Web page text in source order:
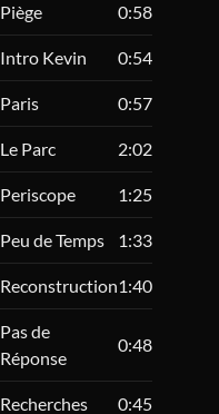
Piège 0:58
Intro Kevin 0:54
Paris 0:57
Le Parc 2:02
Periscope 1:25
Peu de Temps 1:33
Reconstruction1:40
Pas de
Réponse
0:48
Recherches 0:45